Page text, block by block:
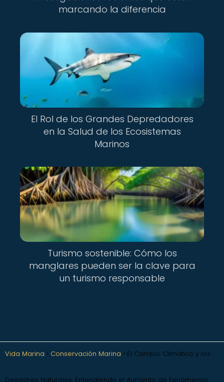
marcando la diferencia
El Rol de los Grandes Depredadores
en la Salud de los Ecosistemas
Marinos
Turismo sostenible: Cómo los
manglares pueden ser la clave para
un turismo responsable
Vida Marina Conservación Marina El Cambio Climático y los
Desastres Naturales: Entendiendo el Aumento de Fenómenos